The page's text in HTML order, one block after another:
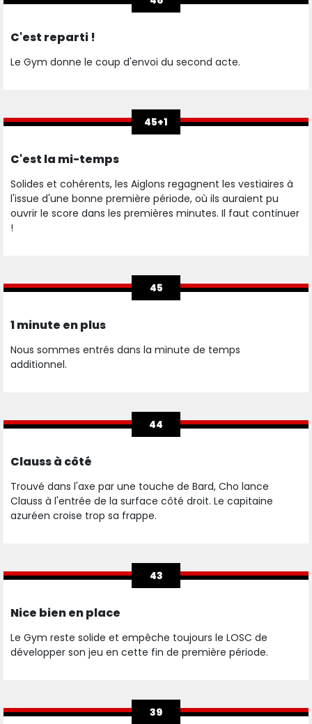
C'est reparti !
Le Gym donne le coup d'envoi du second acte.
45+1
C'est la mi-temps
Solides et cohérents, les Aiglons regagnent les vestiaires à
l'issue d'une bonne première période, où ils auraient pu
ouvrir le score dans les premières minutes. Il faut continuer
!
45
1 minute en plus
Nous sommes entrés dans la minute de temps
additionnel.
44
Clauss à côté
Trouvé dans l'axe par une touche de Bard, Cho lance
Clauss à l'entrée de la surface côté droit. Le capitaine
azuréen croise trop sa frappe.
43
Nice bien en place
Le Gym reste solide et empêche toujours le LOSC de
développer son jeu en cette fin de première période.
39